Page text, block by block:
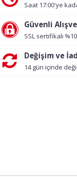
Saat 17:00'ye
Güvenli
SSL sertifikalı
Değişim ve
14 gün içinde